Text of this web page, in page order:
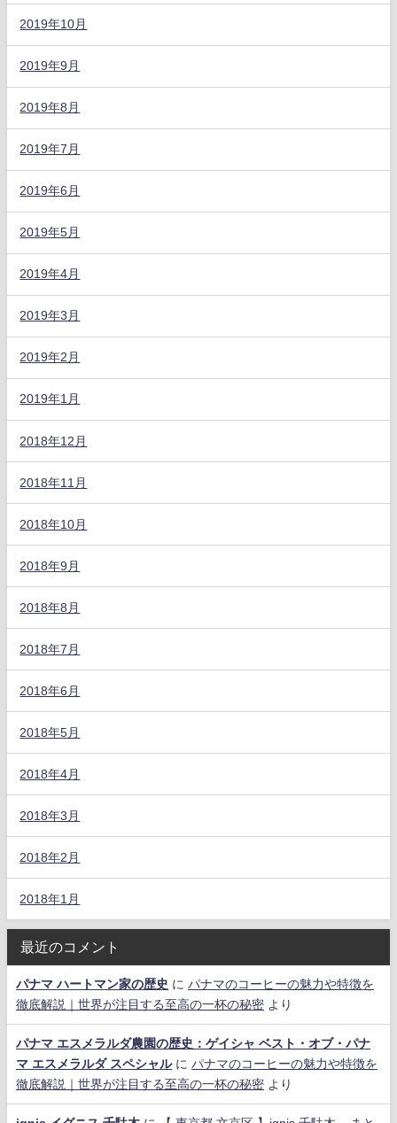
2019年10月
2019年9月
2019年8月
2019年7月
2019年6月
2019年5月
2019年4月
2019年3月
2019年2月
2019年1月
2018年12月
2018年11月
2018年10月
2018年9月
2018年8月
2018年7月
2018年6月
2018年5月
2018年4月
2018年3月
2018年2月
2018年1月
最近のコメント
パナマ ハートマン家の歴史 に パナマのコーヒーの魅力や特徴を
徹底解説｜世界が注目する至高の一杯の秘密 より
パナマ エスメラルダ農園の歴史：ゲイシャ ベスト・オブ・パナ
マ エスメラルダ スペシャルに パナマのコーヒーの魅力や特徴を
徹底解説｜世界が注目する至高の一杯の秘密 より